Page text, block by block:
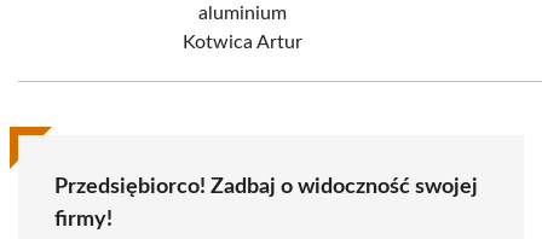
aluminium
Kotwica Artur
Przedsiębiorco! Zadbaj o widoczność swojej
firmy!